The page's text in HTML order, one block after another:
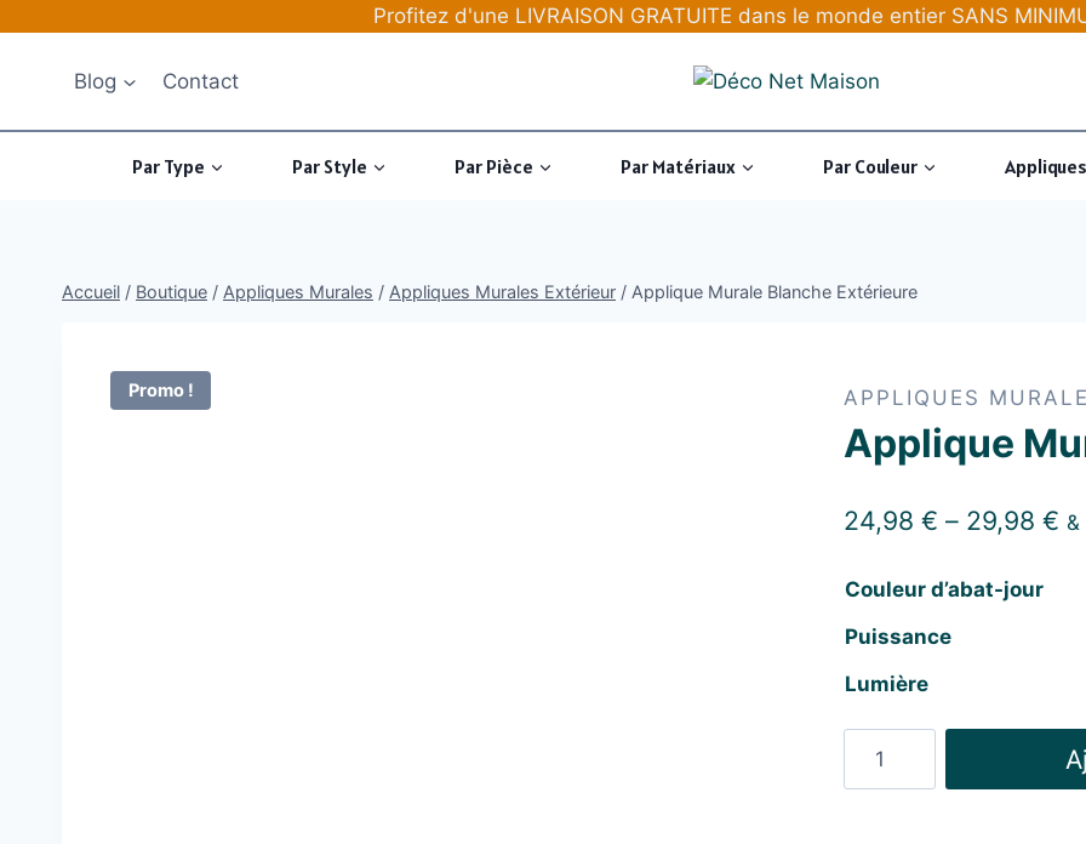
contenu
Profitez d'une LIVRAISON GRATUITE dans le monde entier SANS
Blog Contact
Par Type Par Style Par Pièce Par Matériaux Par Couleur
Accueil / Boutique / Appliques Murales / Appliques Murales Extérieur / Applique Murale Blanche Extérieure
Promo ! APPLIQUES
Applique
24,98 € – 29,98 €
Couleur d’abat-jour
Puissance
Lumière